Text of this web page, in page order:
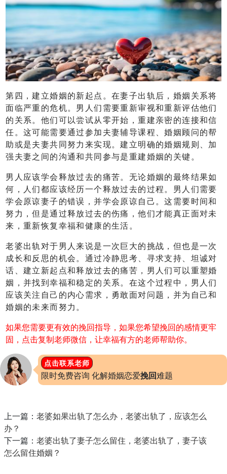
第四，建立婚姻的新起点。在妻子出轨后，婚姻关系将
面临严重的危机。男人们需要重新审视和重新评估他们
的关系。他们可以尝试从零开始，重建亲密的连接和信
任。这可能需要通过参加夫妻辅导课程、婚姻顾问的帮
助或是夫妻共同努力来实现。建立明确的婚姻规则、加
强夫妻之间的沟通和共同参与是重建婚姻的关键。
男人应该学会释放过去的痛苦。无论婚姻的最终结果如
何，人们都应该经历一个释放过去的过程。男人们需要
学会原谅妻子的错误，并学会原谅自己。这需要时间和
努力，但是通过释放过去的伤痛，他们才能真正面对未
来，重新恢复幸福和健康的生活。
老婆出轨对于男人来说是一次巨大的挑战，但也是一次
成长和反思的机会。通过冷静思考、寻求支持、坦诚对
话、建立新起点和释放过去的痛苦，男人们可以重塑婚
姻，并找到幸福和稳定的关系。在这个过程中，男人们
应该关注自己的内心需求，勇敢面对问题，并为自己和
婚姻的未来而努力。
如果您需要更有效的挽回指导，如果您希望挽回的感情更牢
固，点击复制老师微信，让幸福有方的老师帮助你。
点击联系老师
限时免费咨询 化解婚姻恋爱挽回难题
上一篇： 老婆如果出轨了怎么办，老婆出轨了，应该怎么
办？
下一篇： 老婆出轨了妻子怎么留住，老婆出轨了，妻子该
怎么留住婚姻？